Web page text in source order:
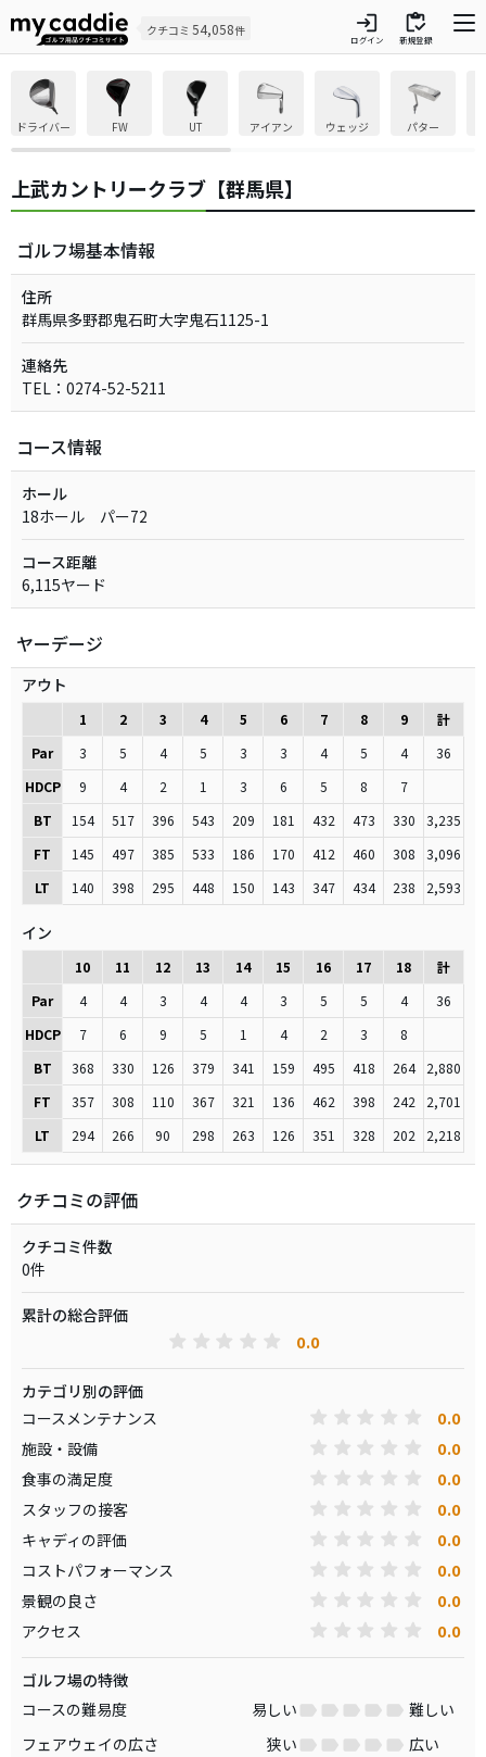
クチコミ 54,058件 login
ログイン
inventory
新規登録
ドライバー FW UT アイアン ウェッジ パター
上武カントリークラブ【群馬県】
ゴルフ場基本情報
住所
群馬県多野郡鬼石町大字鬼石1125-1
連絡先
TEL：0274-52-5211
コース情報
ホール
18ホール パー72
コース距離
6,115ヤード
ヤーデージ
アウト
1 2 3 4 5 6 7 8 9
計
Par
3 5 4 5 3 3 4 5 4
36
HDCP
9 4 2 1 3 6 5 8
7
BT
154 517 396 543 209 181 432 473 330
3,235
FT
145 497 385 533 186 170 412 460 308
3,096
LT
140 398 295 448 150 143 347 434 238 2,593
イン
10 11 12 13 14 15 16 17 18
計
Par
4 4 3 4 4 3 5 5 4
36
HDCP
7 6 9 5 1 4 2 3
8
BT
368 330 126 379 341 159 495 418 264
2,880
FT
357 308 110 367 321 136 462 398 242
2,701
LT
294 266 90 298 263 126 351 328 202 2,218
クチコミの評価
クチコミ件数
0件
累計の総合評価
0.0
カテゴリ別の評価
コースメンテナンス
0.0
施設・設備 0.0
食事の満足度 0.0
スタッフの接客 0.0
キャディの評価 0.0
コストパフォーマンス 0.0
景観の良さ 0.0
アクセス 0.0
ゴルフ場の特徴
コースの難易度
易しい
難しい
フェアウェイの広さ
狭い
広い